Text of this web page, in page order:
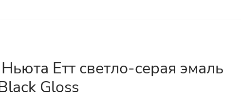
Етт светло-серая эмаль
Gloss